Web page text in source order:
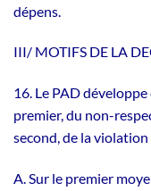
dépens.
III/ MOTIFS DE LA
16. Le PAD
premier, du non-
second, de la
A. Sur le premier